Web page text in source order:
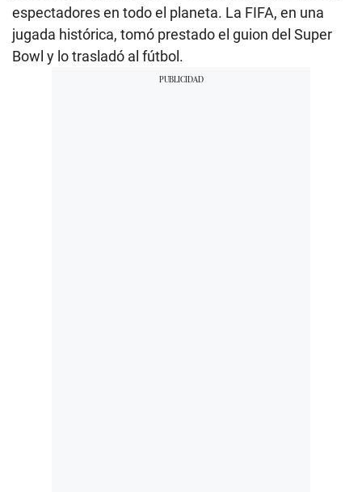
espectadores en todo el planeta. La FIFA, en una
jugada histórica, tomó prestado el guion del Super
Bowl y lo trasladó al fútbol.